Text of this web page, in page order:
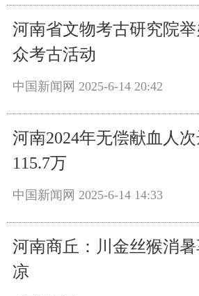
河南省文物考古研究院
众考古活动
中国新闻网 2025-6-14 20:42
河南2024年无偿献血人
115.7万
中国新闻网 2025-6-14 14:33
河南商丘：川金丝猴消
凉